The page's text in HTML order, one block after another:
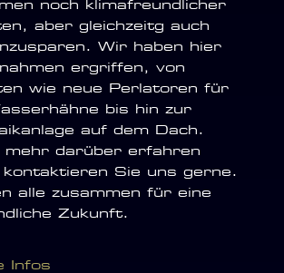
noch klimafreundlicher
aber gleichzeitg auch
Wir haben hier
ergriffen, von
wie neue Perlatoren für
bis hin zur
auf dem Dach.
mehr darüber erfahren
kontaktieren Sie uns gerne.
alle zusammen für eine
Zukunft.
Infos